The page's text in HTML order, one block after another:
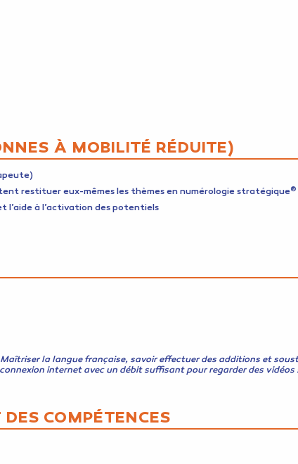
À MOBILITÉ RÉDUITE)
restituer eux-mêmes les thèmes en numérologie stratégique®
l’aide à l’activation des potentiels
la langue française, savoir effectuer des additions et
internet avec un débit suffisant pour regarder des vidéos
COMPÉTENCES